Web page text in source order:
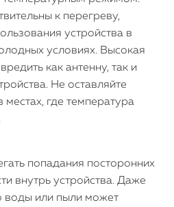
к перегреву,
устройства в
условиях. Высокая
как антенну, так и
Не оставляйте
местах, где температура
попадания посторонних
внутрь устройства. Даже
воды или пыли может